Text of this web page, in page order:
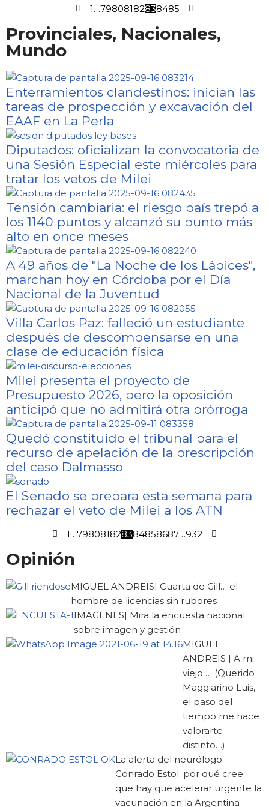
1…79808182838485
Provinciales, Nacionales,
Mundo
Enterramientos clandestinos: inician las
tareas de prospección y excavación del
EAAF en La Perla
Diputados: oficializan la convocatoria de
una Sesión Especial este miércoles para
tratar los vetos de Milei
Tensión cambiaria: el riesgo país trepó a
los 1140 puntos y alcanzó su punto más
alto en once meses
A 49 años de "La Noche de los Lápices",
marchan hoy en Córdoba por el Día
Nacional de la Juventud
Villa Carlos Paz: falleció un estudiante
después de descompensarse en una
clase de educación física
Milei presenta el proyecto de
Presupuesto 2026, pero la oposición
anticipó que no admitirá otra prórroga
Quedó constituido el tribunal para el
recurso de apelación de la prescripción
del caso Dalmasso
El Senado se prepara esta semana para
rechazar el veto de Milei a los ATN
1…798081828384858687…932
Opinión
MIGUEL ANDREIS| Cuarta de Gill… el
hombre de licencias sin rubores
IMAGENES| Mira la encuesta nacional
sobre imagen y gestión
MIGUEL
ANDREIS | A mi
viejo … (Querido
Maggiarino Luis,
el paso del
tiempo me hace
valorarte
distinto…)
La alerta del neurólogo
Conrado Estol: por qué cree
que hay que acelerar urgente la
vacunación en la Argentina